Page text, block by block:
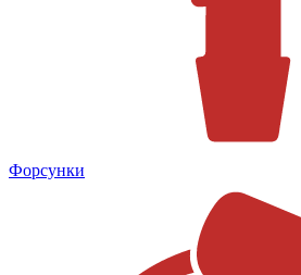
Форсунки